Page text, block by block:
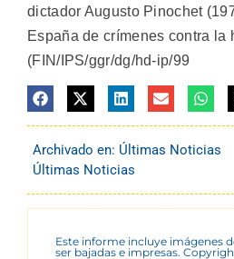
dictador Augusto Pinochet
España de crímenes contra la
(FIN/IPS/ggr/dg/hd-ip/99
Archivado en: Últimas Noticias
Últimas Noticias
Este informe incluye imágenes
ser bajadas e impresas.